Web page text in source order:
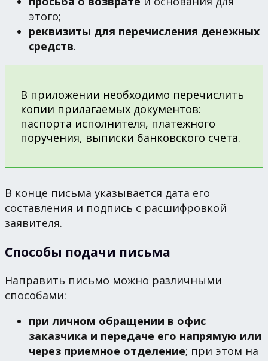
этого;
реквизиты для перечисления денежных
средств.
В приложении необходимо перечислить
копии прилагаемых документов:
паспорта исполнителя, платежного
поручения, выписки банковского счета.
В конце письма указывается дата его
составления и подпись с расшифровкой
заявителя.
Способы подачи письма
Направить письмо можно различными
способами:
при личном обращении в офис
заказчика и передаче его напрямую или
через приемное отделение; при этом на